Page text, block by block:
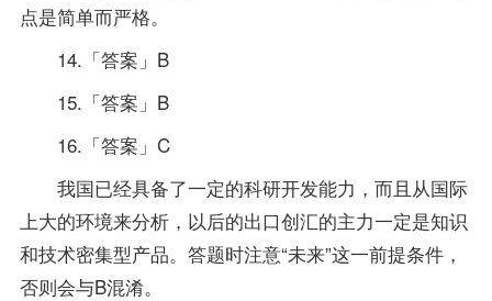
点是简单而严格。
14.「答案」B
15.「答案」B
16.「答案」C
我国已经具备了一定的科研开发能力，而且从国际
上大的环境来分析，以后的出口创汇的主力一定是知识
和技术密集型产品。答题时注意“未来”这一前提条件，
否则会与B混淆。